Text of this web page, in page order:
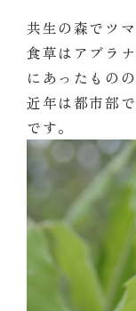
共生の森でツ
食草はアブラ
にあったもの
近年は都市部
です。